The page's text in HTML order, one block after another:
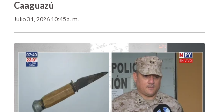
Caaguazú
Julio 31, 2026 10:45 a. m.